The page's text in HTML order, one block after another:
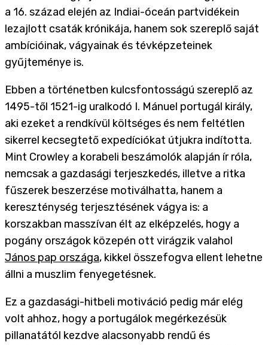
a 16. század elején az Indiai-óceán partvidékein
lezajlott csaták krónikája, hanem sok szereplő saját
ambícióinak, vágyainak és tévképzeteinek
gyűjteménye is.
Ebben a történetben kulcsfontosságú szereplő az
1495-től 1521-ig uralkodó I. Mánuel portugál király,
aki ezeket a rendkívül költséges és nem feltétlen
sikerrel kecsegtető expedíciókat útjukra indította.
Mint Crowley a korabeli beszámolók alapján ír róla,
nemcsak a gazdasági terjeszkedés, illetve a ritka
fűszerek beszerzése motiválhatta, hanem a
kereszténység terjesztésének vágya is: a
korszakban masszívan élt az elképzelés, hogy a
pogány országok közepén ott virágzik valahol
János pap országa, kikkel összefogva ellent lehetne
állni a muszlim fenyegetésnek.
Ez a gazdasági-hitbeli motiváció pedig már elég
volt ahhoz, hogy a portugálok megérkezésük
pillanatától kezdve alacsonyabb rendű és